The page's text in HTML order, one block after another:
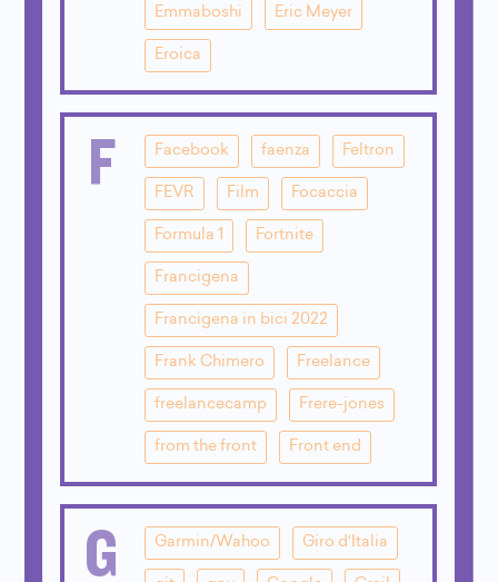
Emmaboshi Eric Meyer
Eroica
F Facebook faenza Feltron
FEVR Film Focaccia
Formula 1 Fortnite
Francigena
Francigena in bici 2022
Frank Chimero Freelance
freelancecamp Frere-jones
from the front Front end
G Garmin/Wahoo Giro d'Italia